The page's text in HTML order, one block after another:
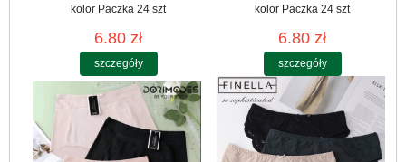
kolor Paczka 24 szt
6.80 zł
szczegóły
kolor Paczka 24 szt
6.80 zł
szczegóły